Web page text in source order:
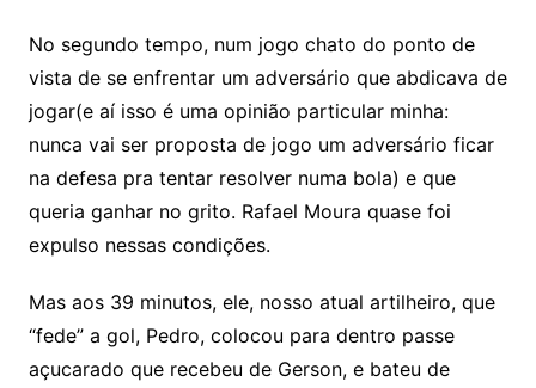
No segundo tempo, num jogo chato do ponto de
vista de se enfrentar um adversário que abdicava de
jogar(e aí isso é uma opinião particular minha:
nunca vai ser proposta de jogo um adversário ficar
na defesa pra tentar resolver numa bola) e que
queria ganhar no grito. Rafael Moura quase foi
expulso nessas condições.
Mas aos 39 minutos, ele, nosso atual artilheiro, que
“fede” a gol, Pedro, colocou para dentro passe
açucarado que recebeu de Gerson, e bateu de